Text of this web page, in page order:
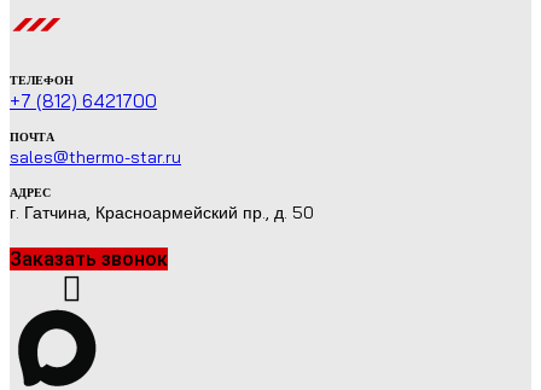
ТЕЛЕФОН
+7 (812) 6421700
ПОЧТА
sales@thermo-star.ru
АДРЕС
г. Гатчина, Красноармейский пр., д. 50
Заказать звонок